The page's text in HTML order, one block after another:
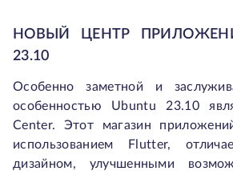
НОВЫЙ ЦЕНТР
23.10
Особенно заметной и
особенностью Ubuntu 23.10
Center. Этот магазин
использованием Flutter,
дизайном, улучшенными